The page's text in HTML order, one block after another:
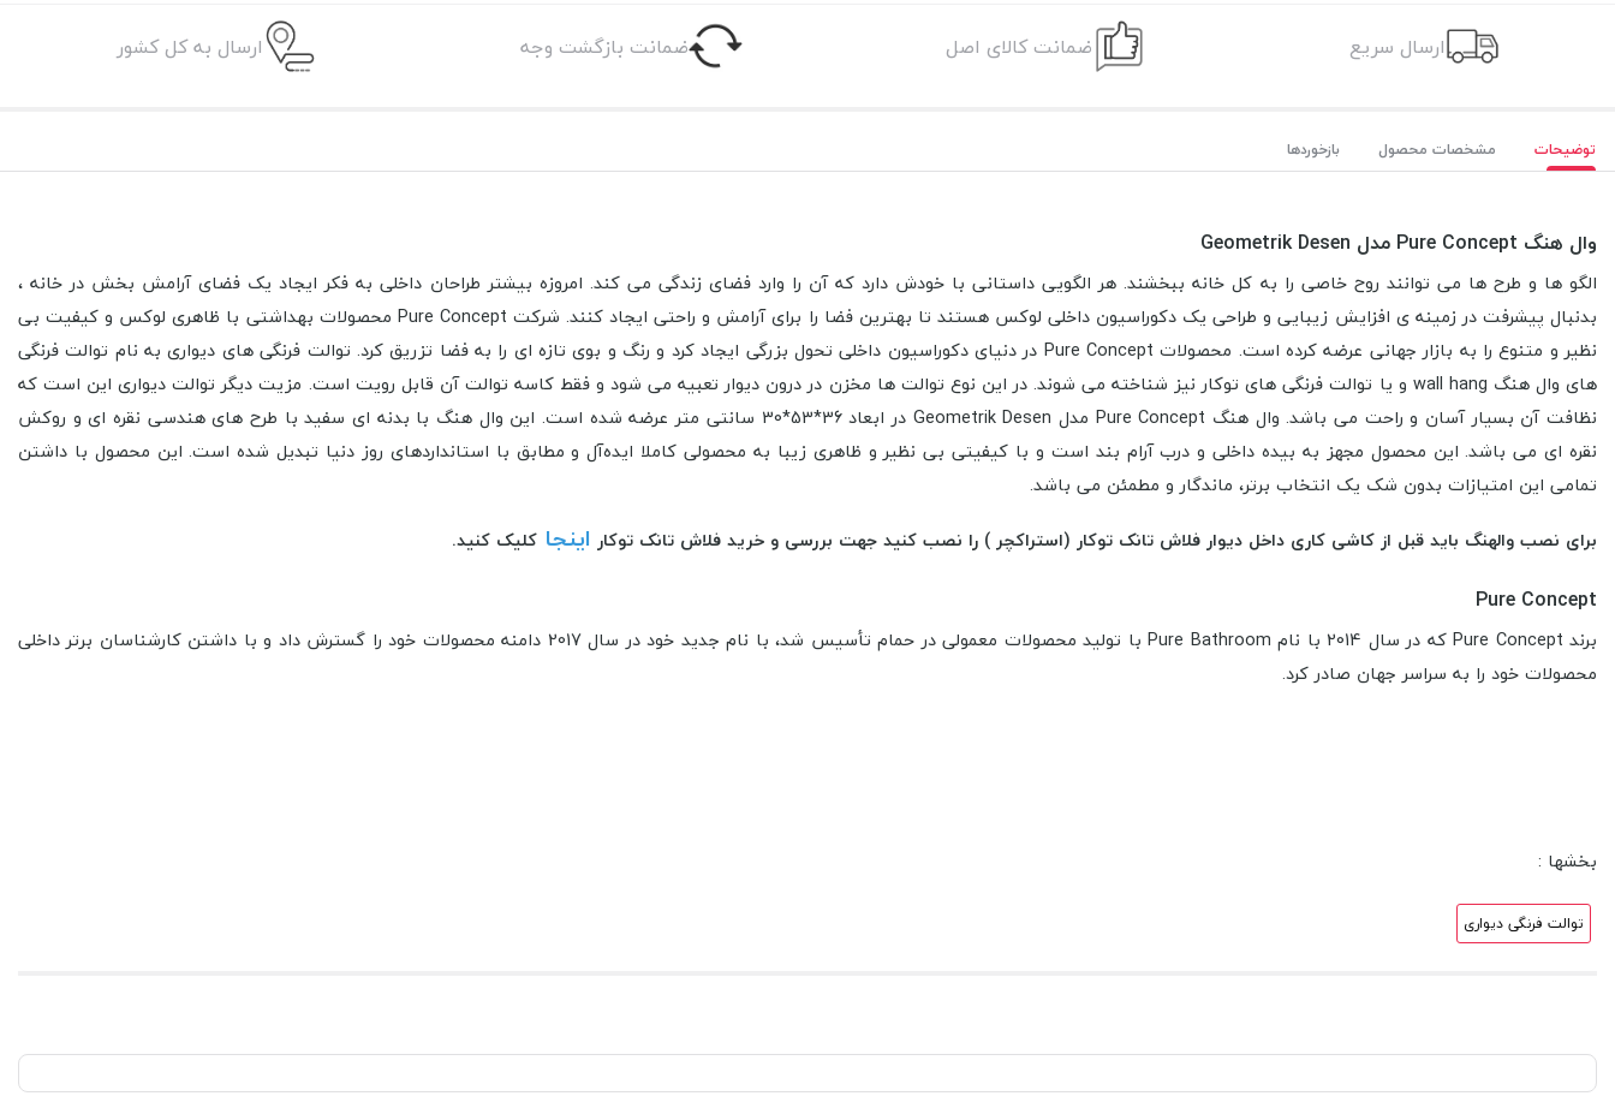
ارسال سریع ضمانت کالای اصل ضمانت بازگشت وجه ارسال به کل کشور
توضیحات مشخصات محصول بازخوردها
وال هنگ Pure Concept مدل Geometrik Desen
الگو ها و طرح ها می توانند روح خاصی را به کل خانه ببخشند. هر الگویی داستانی با خودش دارد که آن را وارد فضای زندگی می کند. امروزه بیشتر طراحان داخلی به فکر ایجاد یک فضای آرامش بخش در خانه ،
بدنبال پیشرفت در زمینه ی افزایش زیبایی و طراحی یک دکوراسیون داخلی لوکس هستند تا بهترین فضا را برای آرامش و راحتی ایجاد کنند. شرکت Pure Concept محصولات بهداشتی با ظاهری لوکس و کیفیت بی
نظیر و متنوع را به بازار جهانی عرضه کرده است. محصولات Pure Concept در دنیای دکوراسیون داخلی تحول بزرگی ایجاد کرد و رنگ و بوی تازه ای را به فضا تزریق کرد. توالت فرنگی های دیواری به نام توالت فرنگی
های وال هنگ wall hang و یا توالت فرنگی های توکار نیز شناخته می شوند. در این نوع توالت ها مخزن در درون دیوار تعبیه می شود و فقط کاسه توالت آن قابل رویت است. مزیت دیگر توالت دیواری این است که
نظافت آن بسیار آسان و راحت می باشد. وال هنگ Pure Concept مدل Geometrik Desen در ابعاد 36*53*30 سانتی متر عرضه شده است. این وال هنگ با بدنه ای سفید با طرح های هندسی نقره ای و روکش
نقره ای می باشد. این محصول مجهز به بیده داخلی و درب آرام بند است و با کیفیتی بی نظیر و ظاهری زیبا به محصولی کاملا ایده‌آل و مطابق با استانداردهای روز دنیا تبدیل شده است. این محصول با داشتن
تمامی این امتیازات بدون شک یک انتخاب برتر، ماندگار و مطمئن می باشد.
برای نصب والهنگ باید قبل از کاشی کاری داخل دیوار فلاش تانک توکار (استراکچر ) را نصب کنید جهت بررسی و خرید فلاش تانک توکار اینجا کلیک کنید.
Pure Concept
برند Pure Concept که در سال 2014 با نام Pure Bathroom با تولید محصولات معمولی در حمام تأسیس شد، با نام جدید خود در سال 2017 دامنه محصولات خود را گسترش داد و با داشتن کارشناسان برتر داخلی
محصولات خود را به سراسر جهان صادر کرد.
بخشها :
توالت فرنگی دیواری